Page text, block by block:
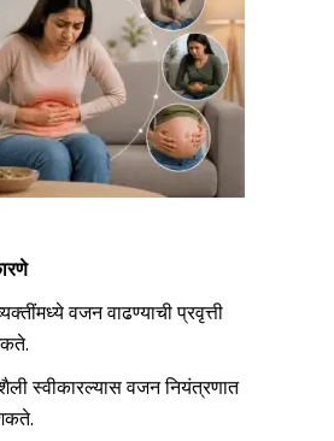
वजन वाढण्याची प्रवृत्ती
स्वीकारल्यास वजन नियंत्रणात